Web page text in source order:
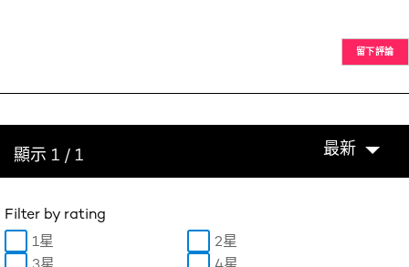
留下評論
顯示 1 / 1 最新
Filter by rating
1星
2星